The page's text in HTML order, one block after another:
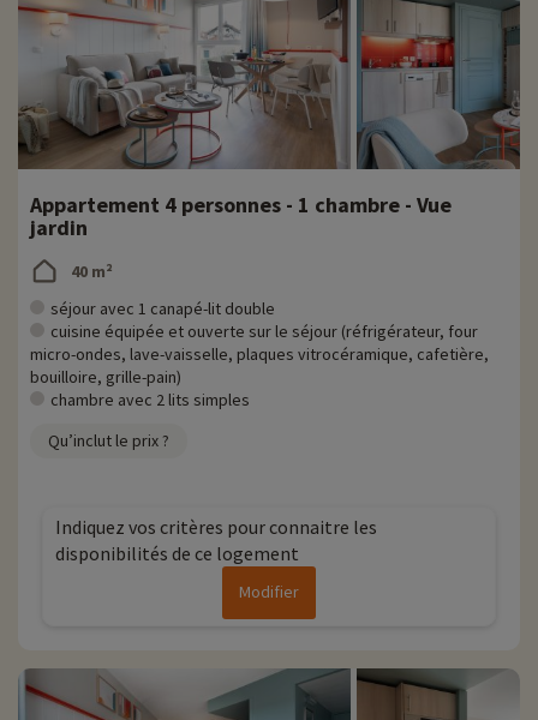
Appartement 4 personnes - 1 chambre - Vue
jardin
40 m²
séjour avec 1 canapé-lit double
cuisine équipée et ouverte sur le séjour (réfrigérateur, four
micro-ondes, lave-vaisselle, plaques vitrocéramique, cafetière,
bouilloire, grille-pain)
chambre avec 2 lits simples
Qu’inclut le prix ?
Indiquez vos critères pour connaitre les
disponibilités de ce logement
Modifier